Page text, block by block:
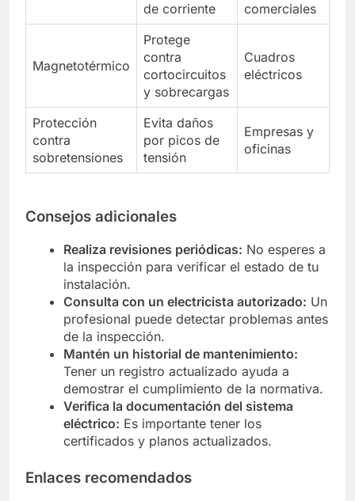
de corriente comerciales
Magnetotérmico
Protege
contra
cortocircuitos
y sobrecargas
Cuadros
eléctricos
Protección
contra
sobretensiones
Evita daños
por picos de
tensión
Empresas y
oficinas
Consejos adicionales
Realiza revisiones periódicas: No esperes a
la inspección para verificar el estado de tu
instalación.
Consulta con un electricista autorizado: Un
profesional puede detectar problemas antes
de la inspección.
Mantén un historial de mantenimiento:
Tener un registro actualizado ayuda a
demostrar el cumplimiento de la normativa.
Verifica la documentación del sistema
eléctrico: Es importante tener los
certificados y planos actualizados.
Enlaces recomendados